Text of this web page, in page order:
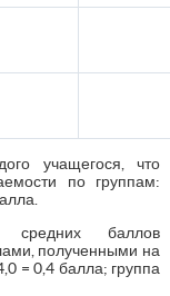
учащегося, что
по группам:
средних баллов
полученными на
= 0,4 балла; группа